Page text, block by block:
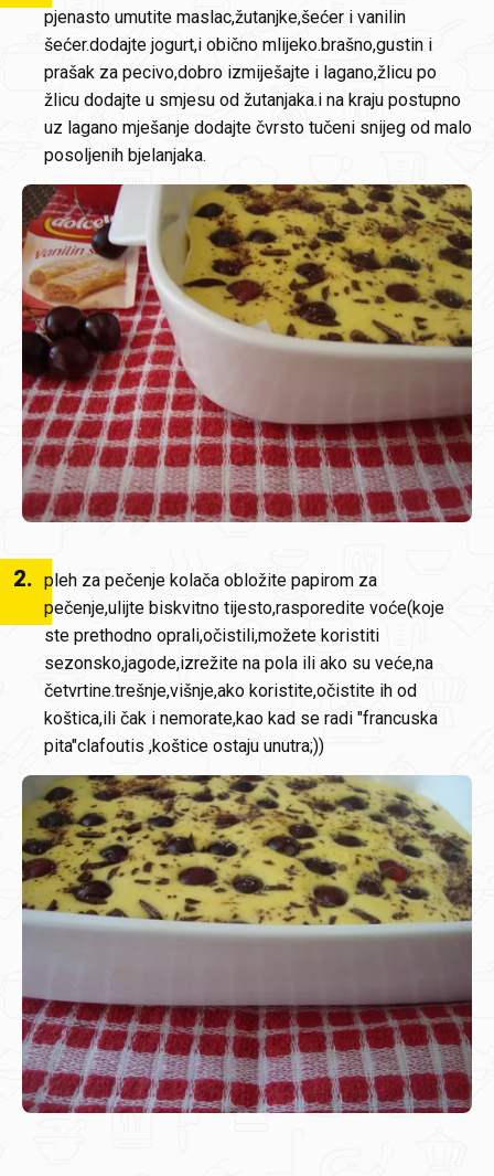
pjenasto umutite maslac,žutanjke,šećer i vanilin
šećer.dodajte jogurt,i obično mlijeko.brašno,gustin i
prašak za pecivo,dobro izmiješajte i lagano,žlicu po
žlicu dodajte u smjesu od žutanjaka.i na kraju postupno
uz lagano mješanje dodajte čvrsto tučeni snijeg od malo
posoljenih bjelanjaka.
2. pleh za pečenje kolača obložite papirom za
pečenje,ulijte biskvitno tijesto,rasporedite voće(koje
ste prethodno oprali,očistili,možete koristiti
sezonsko,jagode,izrežite na pola ili ako su veće,na
četvrtine.trešnje,višnje,ako koristite,očistite ih od
koštica,ili čak i nemorate,kao kad se radi "francuska
pita"clafoutis ,koštice ostaju unutra;))